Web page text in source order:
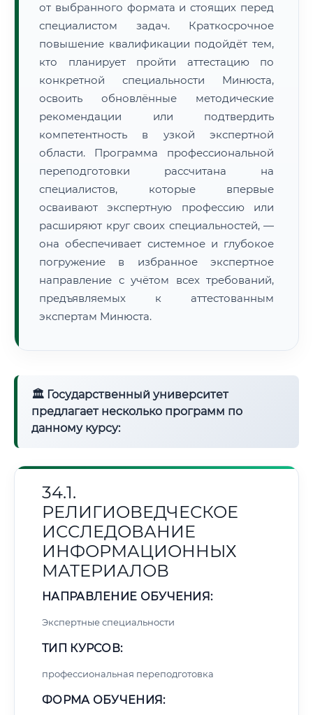
от выбранного формата и стоящих перед
специалистом задач. Краткосрочное
повышение квалификации подойдёт тем,
кто планирует пройти аттестацию по
конкретной специальности Минюста,
освоить обновлённые методические
рекомендации или подтвердить
компетентность в узкой экспертной
области. Программа профессиональной
переподготовки рассчитана на
специалистов, которые впервые
осваивают экспертную профессию или
расширяют круг своих специальностей, —
она обеспечивает системное и глубокое
погружение в избранное экспертное
направление с учётом всех требований,
предъявляемых к аттестованным
экспертам Минюста.
🏛 Государственный университет
предлагает несколько программ по
данному курсу:
34.1.
РЕЛИГИОВЕДЧЕСКОЕ
ИССЛЕДОВАНИЕ
ИНФОРМАЦИОННЫХ
МАТЕРИАЛОВ
НАПРАВЛЕНИЕ ОБУЧЕНИЯ:
Экспертные специальности
ТИП КУРСОВ:
профессиональная переподготовка
ФОРМА ОБУЧЕНИЯ: